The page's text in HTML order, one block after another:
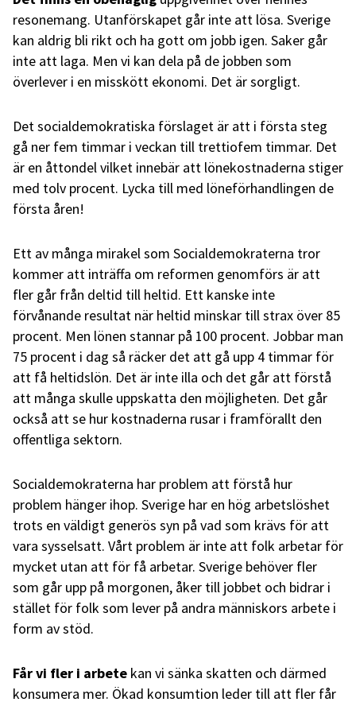
resonemang. Utanförskapet går inte att lösa. Sverige
kan aldrig bli rikt och ha gott om jobb igen. Saker går
inte att laga. Men vi kan dela på de jobben som
överlever i en misskött ekonomi. Det är sorgligt.
Det socialdemokratiska förslaget är att i första steg
gå ner fem timmar i veckan till trettiofem timmar. Det
är en åttondel vilket innebär att lönekostnaderna stiger
med tolv procent. Lycka till med löneförhandlingen de
första åren!
Ett av många mirakel som Socialdemokraterna tror
kommer att inträffa om reformen genomförs är att
fler går från deltid till heltid. Ett kanske inte
förvånande resultat när heltid minskar till strax över 85
procent. Men lönen stannar på 100 procent. Jobbar man
75 procent i dag så räcker det att gå upp 4 timmar för
att få heltidslön. Det är inte illa och det går att förstå
att många skulle uppskatta den möjligheten. Det går
också att se hur kostnaderna rusar i framförallt den
offentliga sektorn.
Socialdemokraterna har problem att förstå hur
problem hänger ihop. Sverige har en hög arbetslöshet
trots en väldigt generös syn på vad som krävs för att
vara sysselsatt. Vårt problem är inte att folk arbetar för
mycket utan att för få arbetar. Sverige behöver fler
som går upp på morgonen, åker till jobbet och bidrar i
stället för folk som lever på andra människors arbete i
form av stöd.
Får vi fler i arbete kan vi sänka skatten och därmed
konsumera mer. Ökad konsumtion leder till att fler får